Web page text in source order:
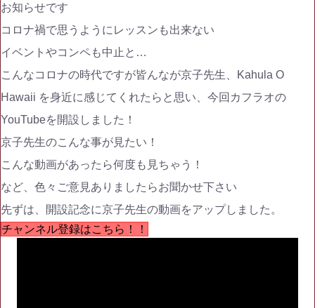
お知らせです
コロナ禍で思うようにレッスンも出来ない
イベントやコンペも中止と…
こんなコロナの時代ですが皆んなが京子先生、Kahula O
Hawaii を身近に感じてくれたらと思い、今回カフラオの
YouTubeを開設しました！
京子先生のこんな事が見たい！
こんな動画があったら何度も見ちゃう！
など、色々ご意見ありましたらお聞かせ下さい
先ずは、開設記念に京子先生の動画をアップしました。
チャンネル登録はこちら！！